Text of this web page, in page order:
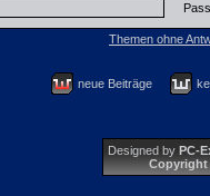
Themen ohne
neue Beiträge
Designed by PC-
Copyright